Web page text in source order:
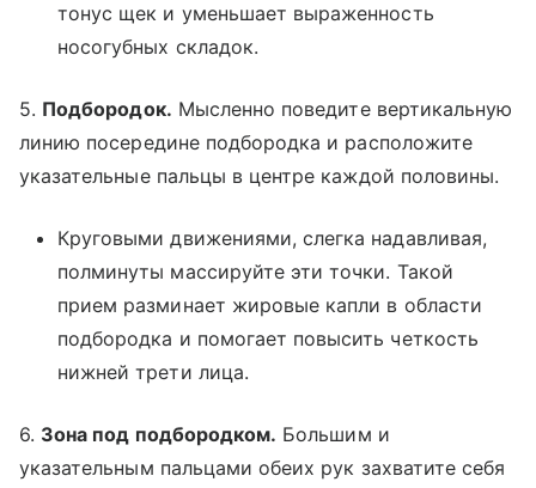
тонус щек и уменьшает выраженность
носогубных складок.
5. Подбородок. Мысленно поведите вертикальную
линию посередине подбородка и расположите
указательные пальцы в центре каждой половины.
Круговыми движениями, слегка надавливая,
полминуты массируйте эти точки. Такой
прием разминает жировые капли в области
подбородка и помогает повысить четкость
нижней трети лица.
6. Зона под подбородком. Большим и
указательным пальцами обеих рук захватите себя